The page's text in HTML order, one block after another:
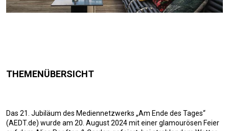
THEMENÜBERSICHT
Das 21. Jubiläum des Mediennetzwerks „Am Ende des Tages“
(AEDT.de) wurde am 20. August 2024 mit einer glamourösen Feier